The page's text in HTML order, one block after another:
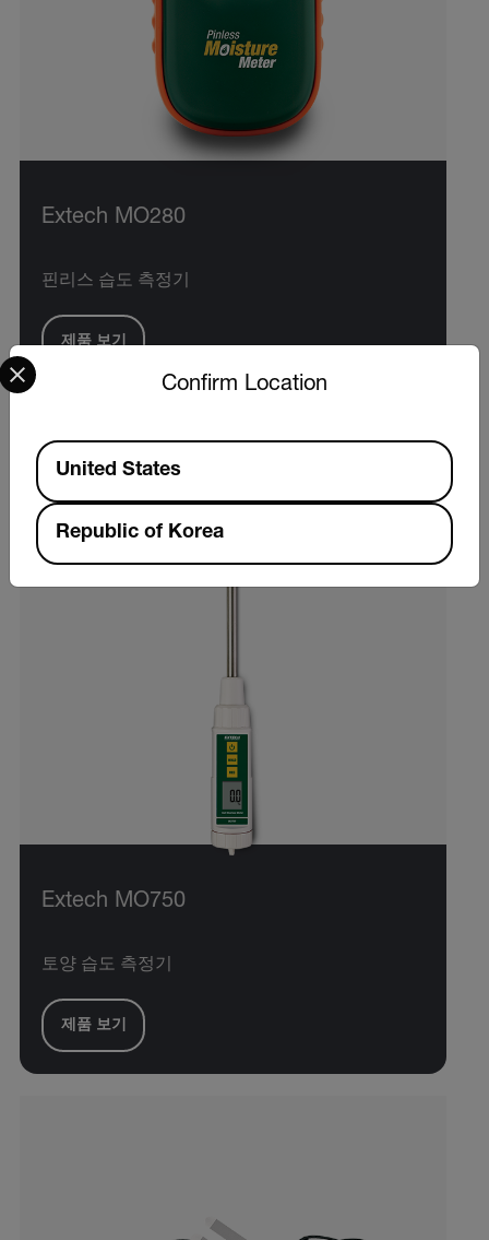
Extech MO280
핀리스 습도 측정기
제품 보기
Extech MO750
토양 습도 측정기
제품 보기
Confirm Location
Select your preferred country and language from the
Available Locations
United States
Republic of Korea